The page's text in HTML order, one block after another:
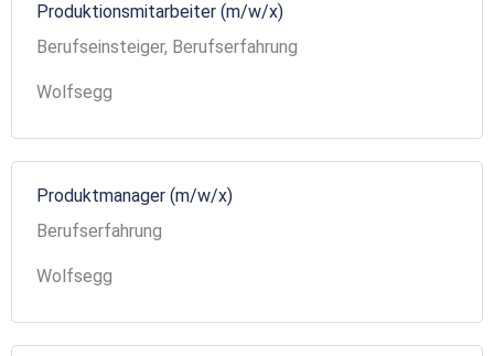
Produktionsmitarbeiter (m/w/x)
Berufseinsteiger, Berufserfahrung
Wolfsegg
Produktmanager (m/w/x)
Berufserfahrung
Wolfsegg